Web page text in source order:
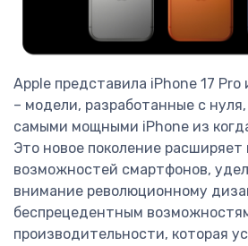
Apple представила iPhone 17 Pro
– модели, разработанные с
самыми мощными iPhone из
Это новое поколение расширяет
возможностей смартфонов,
внимание революционному
беспрецедентным
производительности, которая